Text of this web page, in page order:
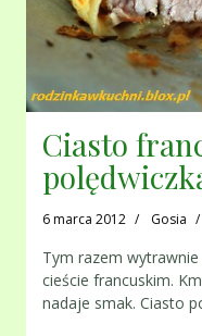
Ciasto
6 marca 2012 Gosia
Tym razem
cieście francuskim.
nadaje smak. Ciasto